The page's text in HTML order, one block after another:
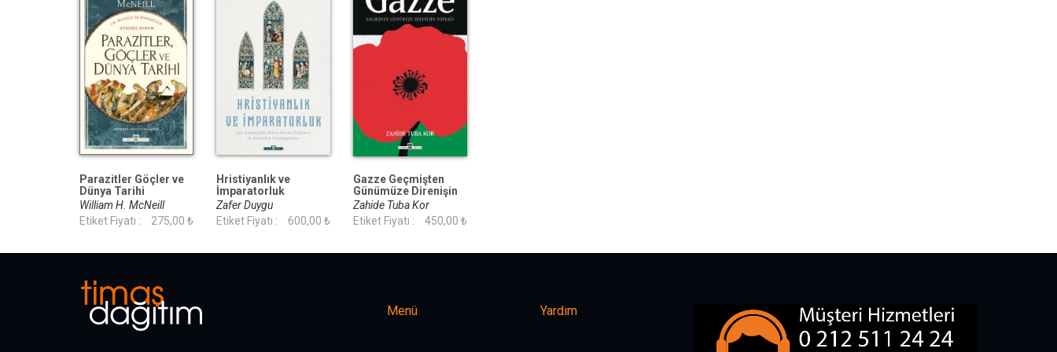
Parazitler Göçler ve
Dünya Tarihi
William H. McNeill
Etiket Fiyatı :
275,00 ₺
Hristiyanlık ve
İmparatorluk
Zafer Duygu
Etiket Fiyatı :
600,00 ₺
Gazze Geçmişten
Günümüze Direnişin
Toprağı
Zahide Tuba Kor
Etiket Fiyatı :
450,00 ₺
Menü Yardım